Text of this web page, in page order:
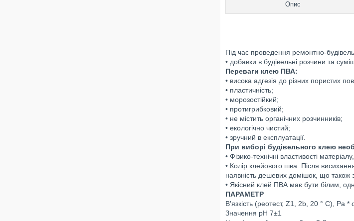
Опис
Під час проведення ремонтно-
• добавки в будівельні розчини та
Переваги клею ПВА:
• висока адгезія до різних пористих
• пластичність;
• морозостійкий;
• протигрибковий;
• не містить органічних розчинників;
• екологічно чистий;
• зручний в експлуатації.
При виборі будівельного клею
• Фізико-технічні властивості
• Колір клейового шва: Після
наявність дешевих домішок, що також
• Якісний клей ПВА має бути білим,
ПАРАМЕТР
В'язкість (реотест, Z1, 2b, 20 ° C), Pa *
Значення рН 7±1